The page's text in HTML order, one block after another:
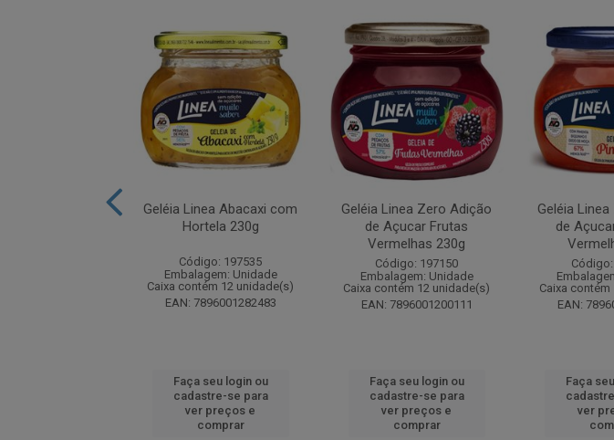
Geléia Linea Abacaxi com
Hortela 230g
Código: 197535
Embalagem: Unidade
Caixa contém 12 unidade(s)
EAN: 7896001282483
Faça seu login ou
cadastre-se para
ver preços e
comprar
Geléia Linea Zero Adição
de Açucar Frutas
Vermelhas 230g
Código: 197150
Embalagem: Unidade
Caixa contém 12 unidade(s)
EAN: 7896001200111
Faça seu login ou
cadastre-se para
ver preços e
comprar
Geléia
de
Caixa
EAN:
Faça
ver